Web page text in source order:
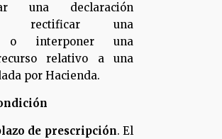
una declaración
rectificar una
o interponer una
relativo a una
por Hacienda.
de prescripción. El